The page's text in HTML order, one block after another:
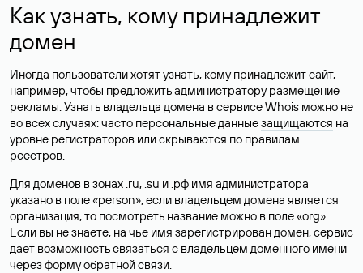
Как узнать, кому принадлежит
домен
Иногда пользователи хотят узнать, кому принадлежит сайт,
например, чтобы предложить администратору размещение
рекламы. Узнать владельца домена в сервисе Whois можно не
во всех случаях: часто персональные данныезащищаются на
уровне регистраторов или скрываются по правилам
реестров.
Для доменов в зонах .ru, .su и .рф имя администратора
указано в поле «person», если владельцем домена является
организация, то посмотреть название можно в поле «org».
Если вы не знаете, на чье имя зарегистрирован домен, сервис
дает возможность связаться с владельцем доменного имени
через форму обратной связи.